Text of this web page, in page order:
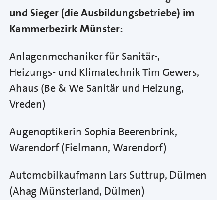
und Sieger (die Ausbildungsbetriebe) im
Kammerbezirk Münster:
Anlagenmechaniker für Sanitär-,
Heizungs- und Klimatechnik Tim Gewers,
Ahaus (Be & We Sanitär und Heizung,
Vreden)
Augenoptikerin Sophia Beerenbrink,
Warendorf (Fielmann, Warendorf)
Automobilkaufmann Lars Suttrup, Dülmen
(Ahag Münsterland, Dülmen)